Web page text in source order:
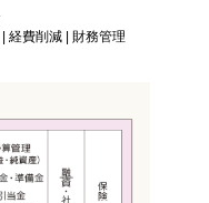
| 経費削減 | 財務管理